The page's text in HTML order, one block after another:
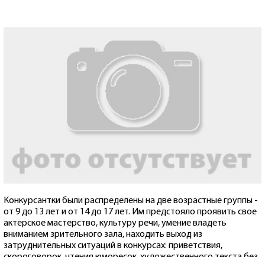
Конкурсантки были распределены на две возрастные группы -
от 9 до 13 лет и от 14 до 17 лет. Им предстояло проявить свое
актерское мастерство, культуру речи, умение владеть
вниманием зрительного зала, находить выход из
затруднительных ситуаций в конкурсах: приветствия,